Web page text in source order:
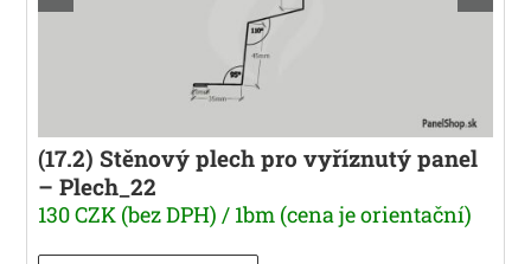
(17.2) Stěnový plech pro vyříznutý panel
– Plech_22
130 CZK (bez DPH) / 1bm (cena je orientační)